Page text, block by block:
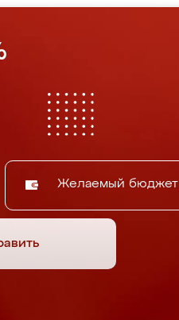
Желаемый бюджет